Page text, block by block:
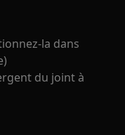
la dans
du joint à